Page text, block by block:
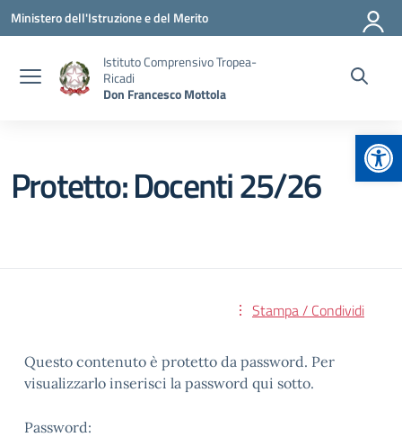
Vai ai contenuti
Vai al menu di navigazione
Vai al footer
Ministero dell'Istruzione e del Merito
Istituto Comprensivo Tropea-
Ricadi
Don Francesco Mottola
Protetto: Docenti 25/26
Stampa / Condividi
Questo contenuto è protetto da password. Per
visualizzarlo inserisci la password qui sotto.
Password: